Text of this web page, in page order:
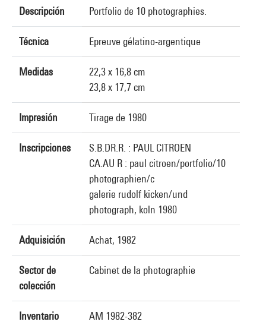
Descripción Portfolio de 10 photographies.
Técnica Epreuve gélatino-argentique
Medidas
22,3 x 16,8 cm
23,8 x 17,7 cm
Impresión Tirage de 1980
Inscripciones
S.B.DR.R. : PAUL CITROEN
CA.AU R : paul citroen/portfolio/10
photographien/c
galerie rudolf kicken/und
photograph, koln 1980
Adquisición Achat, 1982
Sector de
colección
Cabinet de la photographie
Inventario AM 1982-382